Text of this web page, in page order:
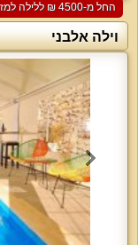
החל מ-‏4500 ₪ ללילה למזמינים 3 לילות בסופ"ש הקרוב
וילה אלבני